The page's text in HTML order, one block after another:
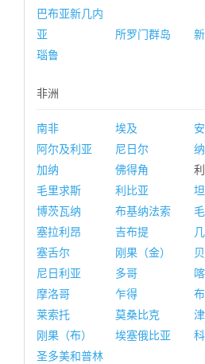
巴布亚新几内
亚
所罗门群岛
瑙鲁
非洲
南非 埃及
阿尔及利亚
尼日尔
加纳
佛得角
毛里求斯
利比亚
博茨瓦纳
布基纳法索
塞拉利昂
吉布提
塞舌尔
刚果（金）
尼日利亚
多哥
摩洛哥
乍得
莱索托
莫桑比克
刚果（布）
埃塞俄比亚
圣多美和普林